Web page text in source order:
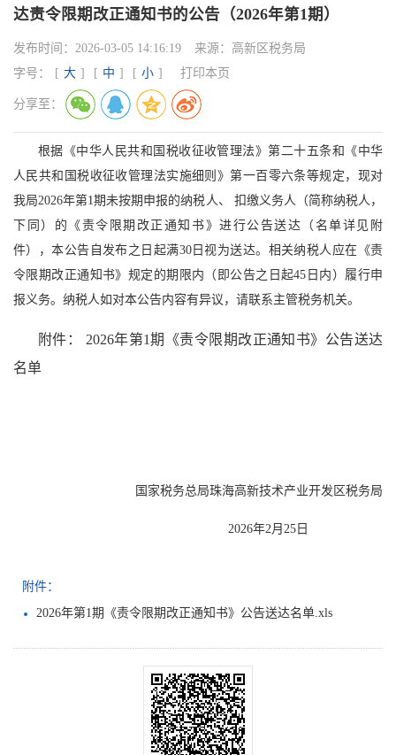
达责令限期改正通知书的公告（2026年第1期）
发布时间： 2026-03-05 14:16:19 来源： 高新区税务局
字号：
[ 大 ] [ 中 ] [ 小 ] 打印本页
分享至：
根据《中华人民共和国税收征收管理法》第二十五条和《中华
人民共和国税收征收管理法实施细则》第一百零六条等规定，现对
我局2026年第1期未按期申报的纳税人、 扣缴义务人（简称纳税人，
下同）的《责令限期改正通知书》进行公告送达（名单详见附
件），本公告自发布之日起满30日视为送达。相关纳税人应在《责
令限期改正通知书》规定的期限内（即公告之日起45日内）履行申
报义务。纳税人如对本公告内容有异议，请联系主管税务机关。
附件： 2026年第1期《责令限期改正通知书》公告送达
名单
国家税务总局珠海高新技术产业开发区税务局
2026年2月25日
附件：
2026年第1期《责令限期改正通知书》公告送达名单.xls